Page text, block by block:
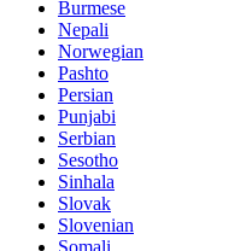
Burmese
Nepali
Norwegian
Pashto
Persian
Punjabi
Serbian
Sesotho
Sinhala
Slovak
Slovenian
Somali